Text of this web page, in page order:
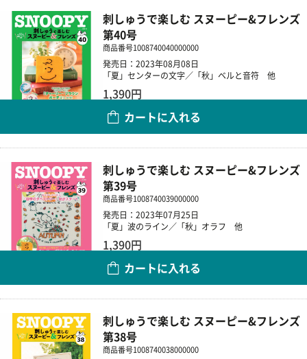
刺しゅうで楽しむ スヌーピー&フレンズ
第40号
商品番号1008740040000000
発売日：2023年08月08日
「夏」センターの文字／「秋」ベルと音符 他
1,390円
カートに入れる
刺しゅうで楽しむ スヌーピー&フレンズ
第39号
商品番号1008740039000000
発売日：2023年07月25日
「夏」波のライン／「秋」オラフ 他
1,390円
カートに入れる
刺しゅうで楽しむ スヌーピー&フレンズ
第38号
商品番号1008740038000000